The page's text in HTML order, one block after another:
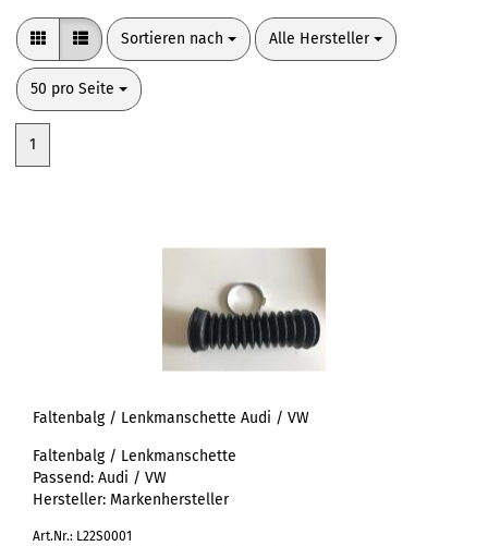
Sortieren nach
Sortieren nach Alle Hersteller
pro Seite
50 pro Seite
pro Seite
1
Faltenbalg / Lenkmanschette Audi / VW
Faltenbalg / Lenkmanschette
Passend: Audi / VW
Hersteller: Markenhersteller
Art.Nr.: L22S0001